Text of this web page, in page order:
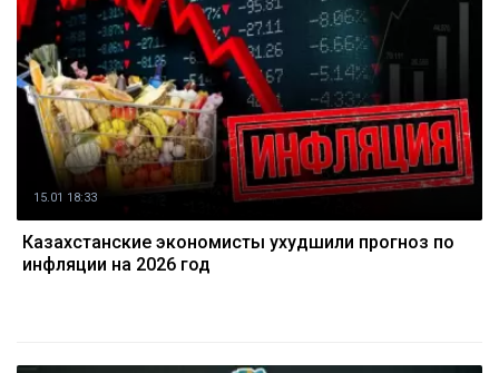
15.01 18:33
Казахстанские экономисты ухудшили прогноз по
инфляции на 2026 год